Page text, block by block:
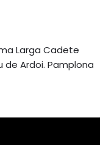
Larga Cadete
de Ardoi. Pamplona